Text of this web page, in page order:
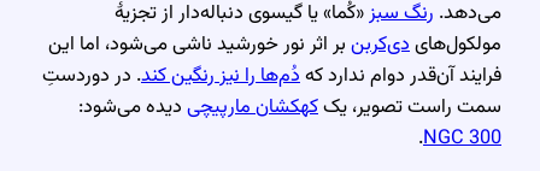
می‌دهد. رنگ سبز«کُما» یا گیسوی دنباله‌دار از تجزیهٔ
مولکول‌هایدی‌کربنبر اثر نور خورشید ناشی می‌شود، اما این
فرایند آن‌قدر دوام ندارد کهدُم‌ها را نیز رنگین کند. در دوردستِ
سمت راست تصویر، یککهکشان مارپیچیدیده می‌شود:
NGC 300
.